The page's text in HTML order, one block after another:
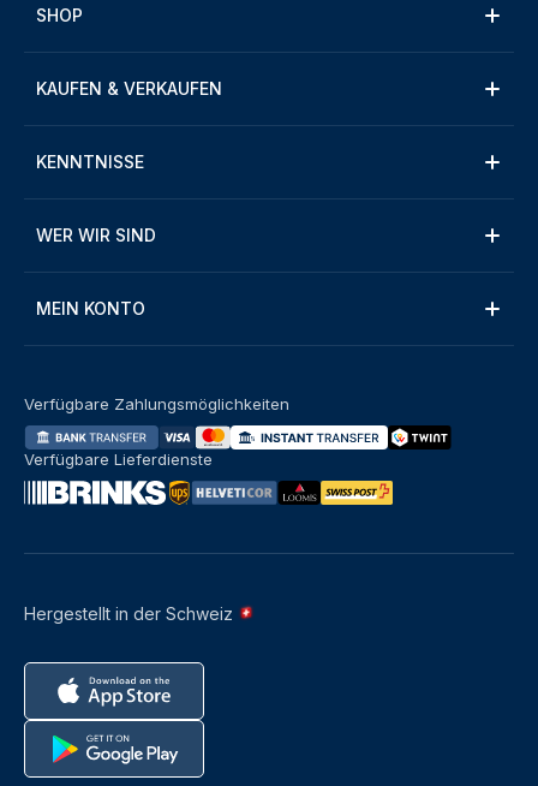
SHOP
KAUFEN & VERKAUFEN
KENNTNISSE
WER WIR SIND
MEIN KONTO
Hergestellt in der Schweiz
Verfügbare Zahlungsmöglichkeiten
Verfügbare Lieferdienste